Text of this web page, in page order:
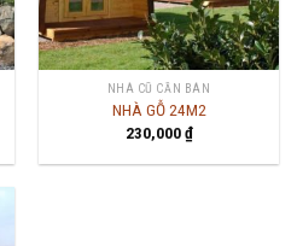
NHÀ CŨ CẦN BÁN
NHÀ GỖ 24M2
230,000₫